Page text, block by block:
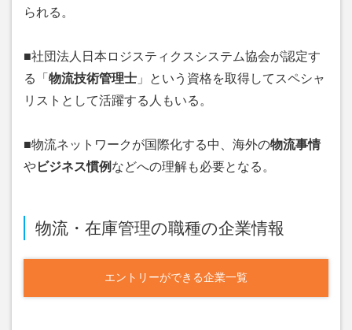
られる。
■社団法人日本ロジスティクスシステム協会が認定す
る「 物流技術管理士 」という資格を取得してスペシャ
リストとして活躍する人もいる。
■物流ネットワークが国際化する中、海外の物流事情
やビジネス慣例 などへの理解も必要となる。
物流・在庫管理の職種の企業情報
エントリーができる企業一覧